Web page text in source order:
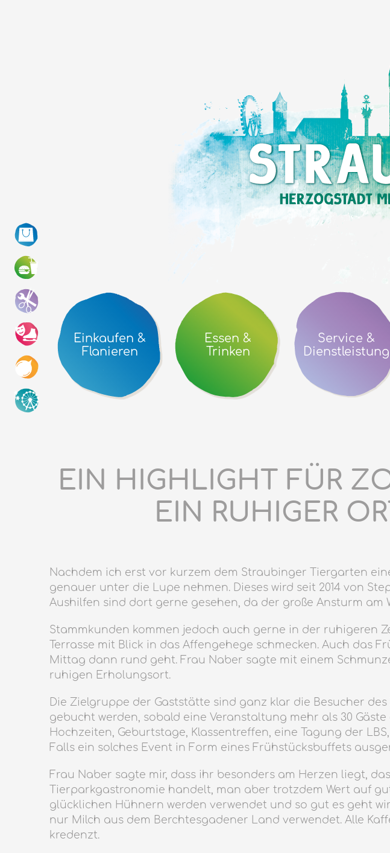
Einkaufen &
Flanieren
Essen &
Trinken
Service &
Dienstleistung
EIN HIGHLIGHT FÜR
EIN RUHIGER
Nachdem ich erst vor kurzem dem Straubinger Tiergarten
genauer unter die Lupe nehmen. Dieses wird seit 2014 von
Aushilfen sind dort gerne gesehen, da der große Ansturm
Stammkunden kommen jedoch auch gerne in der ruhigeren
Terrasse mit Blick in das Affengehege schmecken. Auch das
Mittag dann rund geht. Frau Naber sagte mit einem
ruhigen Erholungsort.
Die Zielgruppe der Gaststätte sind ganz klar die Besucher
gebucht werden, sobald eine Veranstaltung mehr als 30
Hochzeiten, Geburtstage, Klassentreffen, eine Tagung der
Falls ein solches Event in Form eines Frühstücksbuffets
Frau Naber sagte mir, dass ihr besonders am Herzen liegt,
Tierparkgastronomie handelt, man aber trotzdem Wert auf
glücklichen Hühnern werden verwendet und so gut es geht
nur Milch aus dem Berchtesgadener Land verwendet. Alle
kredenzt.